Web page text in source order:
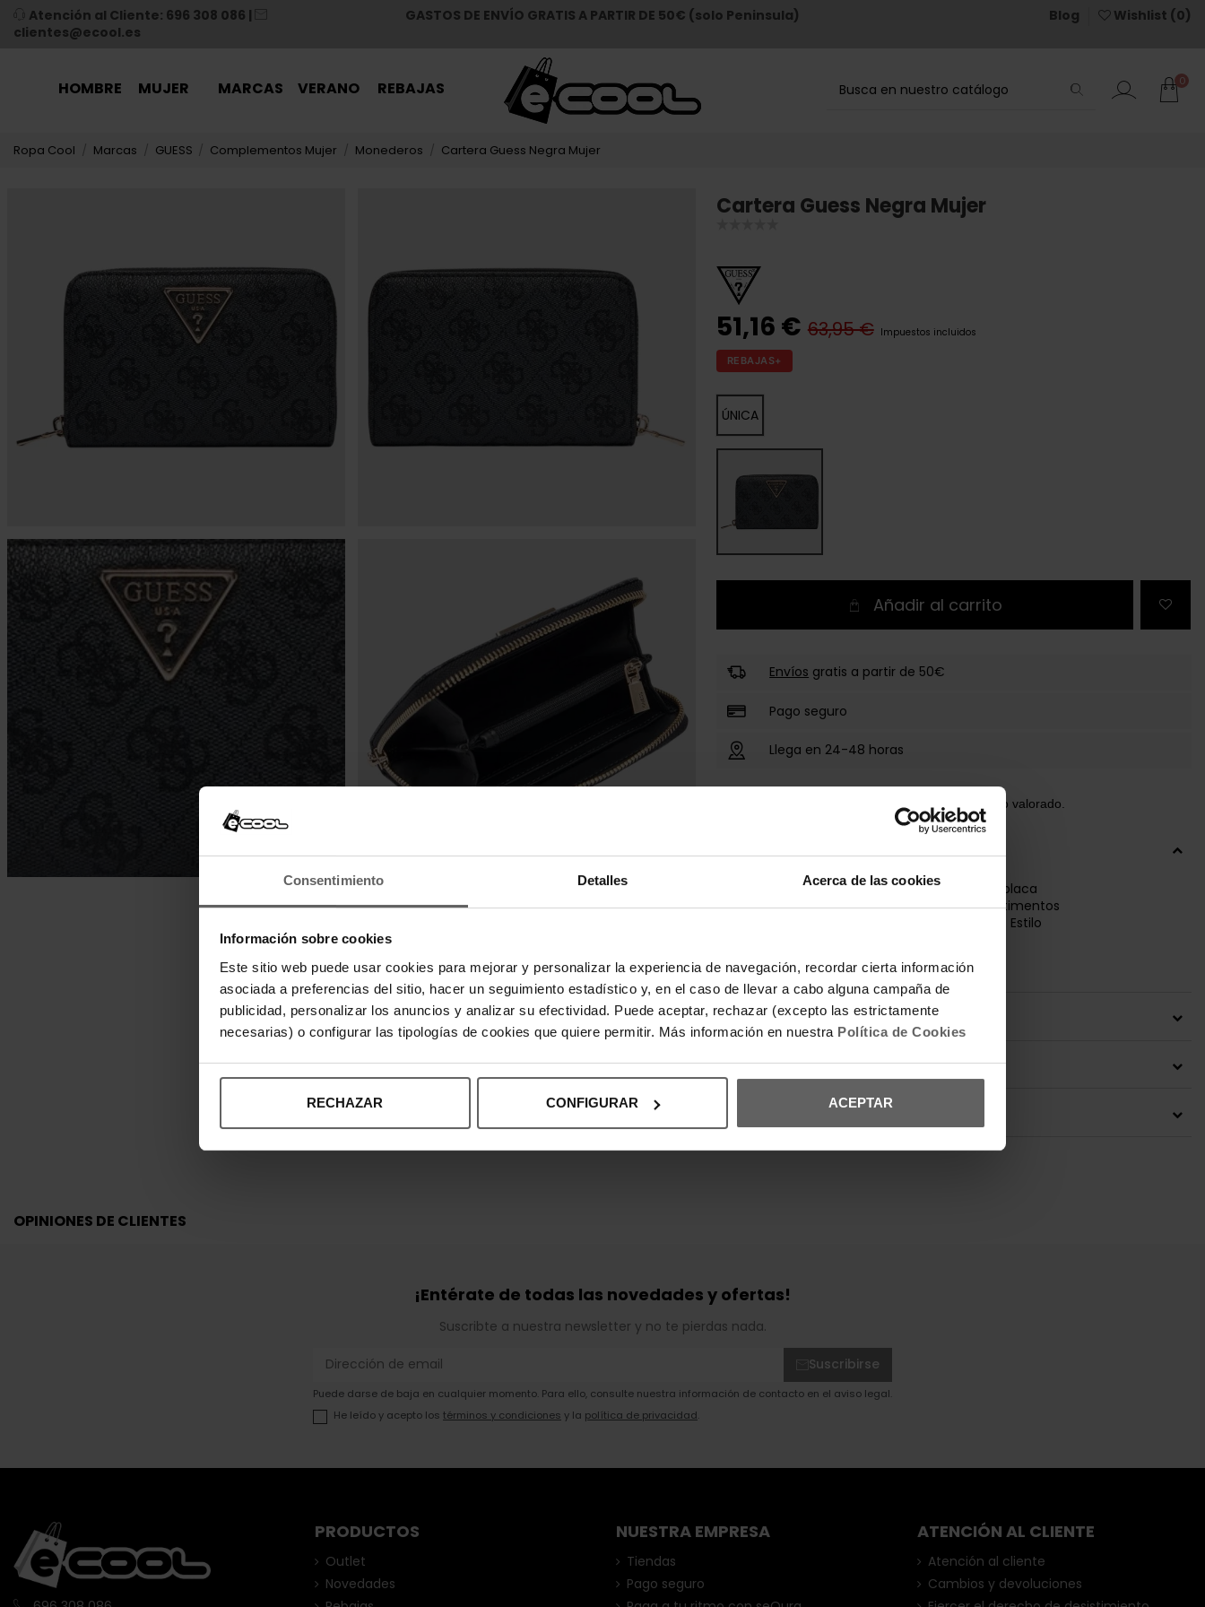
Consentimiento Detalles Acerca de las cookies
Información sobre cookies
Este sitio web puede usar cookies para mejorar y personalizar la experiencia de navegación, recordar cierta información
asociada a preferencias del sitio, hacer un seguimiento estadístico y, en el caso de llevar a cabo alguna campaña de
publicidad, personalizar los anuncios y analizar su efectividad. Puede aceptar, rechazar (excepto las estrictamente
necesarias) o configurar las tipologías de cookies que quiere permitir. Más información en nuestra Política de Cookies
RECHAZAR CONFIGURAR ACEPTAR
Atención al Cliente: 696 308 086 |
clientes@ecool.es
GASTOS DE ENVÍO GRATIS A PARTIR DE 50€ (solo Peninsula) Blog Wishlist (0)
HOMBRE MUJER MARCAS VERANO REBAJAS 0
Ropa Cool Marcas GUESS Complementos Mujer Monederos Cartera Guess Negra Mujer
Cartera Guess Negra Mujer
51,16 € 63,95 € Impuestos incluidos
REBAJAS+
ÚNICA
Añadir al carrito
Envíos gratis a partir de 50€
Pago seguro
Llega en 24-48 horas
Cartera Guess con diseño monogramado y placa
metálica con logo al frente. Incluye compartimentos
para tarjetas, billetes y monedero con cierre. Estilo
DETALLES DEL PRODUCTO
DEVOLUCIONES Y CAMBIOS
INFORMACIÓN ENVÍOS
OPINIONES DE CLIENTES
¡Entérate de todas las novedades y ofertas!
Suscribte a nuestra newsletter y no te pierdas nada.
Suscribirse
Puede darse de baja en cualquier momento. Para ello, consulte nuestra información de contacto en el aviso legal.
He leído y acepto los términos y condiciones y la política de privacidad.
PRODUCTOS
Outlet
Novedades
ATENCIÓN AL CLIENTE
Atención al cliente
Cambios y devoluciones
NUESTRA EMPRESA
Tiendas
Pago seguro